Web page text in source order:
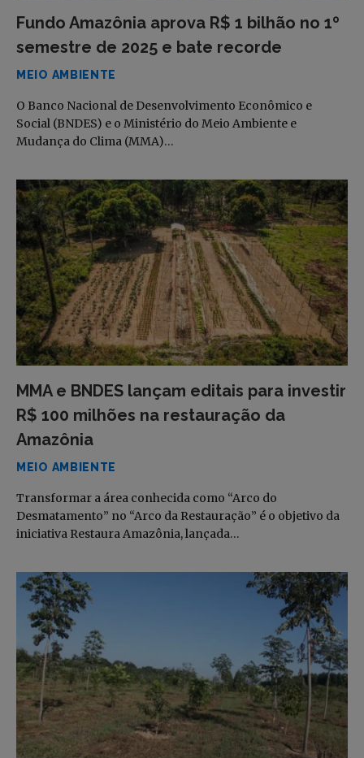
Fundo Amazônia aprova R$ 1 bilhão no 1º
semestre de 2025 e bate recorde
MEIO AMBIENTE
O Banco Nacional de Desenvolvimento Econômico e
Social (BNDES) e o Ministério do Meio Ambiente e
Mudança do Clima (MMA)…
MMA e BNDES lançam editais para investir
R$ 100 milhões na restauração da
Amazônia
MEIO AMBIENTE
Transformar a área conhecida como “Arco do
Desmatamento” no “Arco da Restauração” é o objetivo da
iniciativa Restaura Amazônia, lançada…